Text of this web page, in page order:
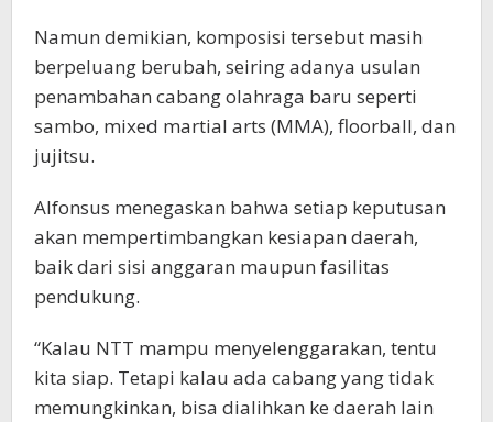
Namun demikian, komposisi tersebut masih
berpeluang berubah, seiring adanya usulan
penambahan cabang olahraga baru seperti
sambo, mixed martial arts (MMA), floorball, dan
jujitsu.
Alfonsus menegaskan bahwa setiap keputusan
akan mempertimbangkan kesiapan daerah,
baik dari sisi anggaran maupun fasilitas
pendukung.
“Kalau NTT mampu menyelenggarakan, tentu
kita siap. Tetapi kalau ada cabang yang tidak
memungkinkan, bisa dialihkan ke daerah lain